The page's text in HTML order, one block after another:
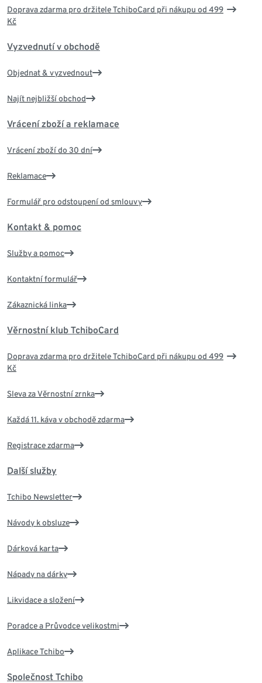
Doprava zdarma pro držitele TchiboCard při nákupu od 499
Kč
Vyzvednutí v obchodě
Objednat & vyzvednout
Najít nejbližší obchod
Vrácení zboží a reklamace
Vrácení zboží do 30 dní
Reklamace
Formulář pro odstoupení od smlouvy
Kontakt & pomoc
Služby a pomoc
Kontaktní formulář
Zákaznická linka
Věrnostní klub TchiboCard
Doprava zdarma pro držitele TchiboCard při nákupu od 499
Kč
Sleva za Věrnostní zrnka
Každá 11. káva v obchodě zdarma
Registrace zdarma
Další služby
Tchibo Newsletter
Návody k obsluze
Dárková karta
Nápady na dárky
Likvidace a složení
Poradce a Průvodce velikostmi
Aplikace Tchibo
Společnost Tchibo